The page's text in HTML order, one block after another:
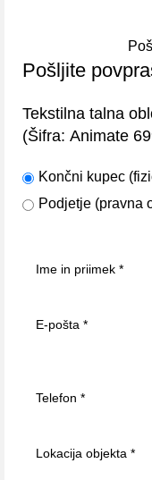
Pošljite
Tekstilna talna
(Šifra: Animate
Končni kupec
Podjetje (pravna